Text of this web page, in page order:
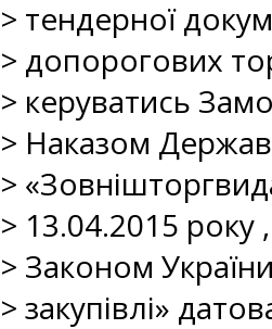
> тендерної
> допорогових
> керуватись
> Наказом
>
> 13.04.2015 року
> Законом
> закупівлі»